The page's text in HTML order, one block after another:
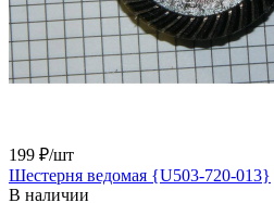
199 ₽/шт
Шестерня ведомая {U503-720-013}
В наличии